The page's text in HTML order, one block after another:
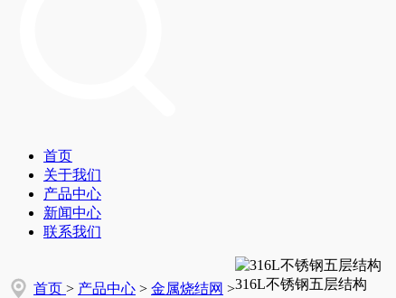
首页
关于我们
产品中心
新闻中心
联系我们
首页 > 产品中心 > 金属烧结网 >316L不锈钢五层结构